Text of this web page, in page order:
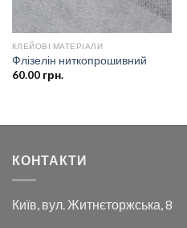
КЛЕЙОВІ МАТЕРІАЛИ
Флізелін ниткопрошивний
60.00грн.
КОНТАКТИ
Київ, вул. Житнєторжська, 8